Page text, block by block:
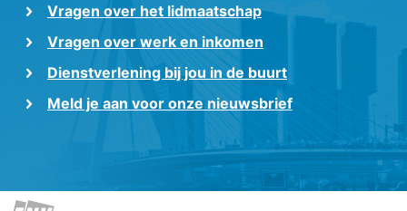
Vragen over het lidmaatschap
Vragen over werk en inkomen
Dienstverlening bij jou in de buurt
Meld je aan voor onze nieuwsbrief